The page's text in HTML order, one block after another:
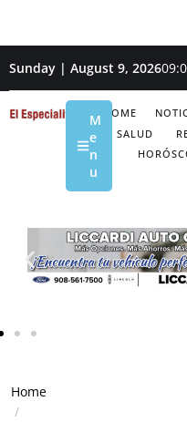
Sunday | August 9, 2026
HOME
SALUD
M
e
n
u
Home
/